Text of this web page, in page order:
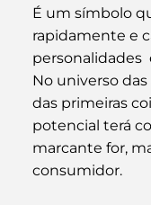
É um símbolo
rapidamente e
personalidades
No universo
das primeiras
potencial terá
marcante for,
consumidor.